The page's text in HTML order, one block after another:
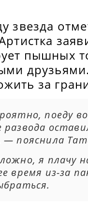
звезда
пышных
за
поеду
развода
— пояснила
я плачу
время из-за